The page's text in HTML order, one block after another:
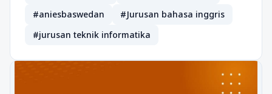
#aniesbaswedan
#Jurusan bahasa inggris
#jurusan teknik informatika